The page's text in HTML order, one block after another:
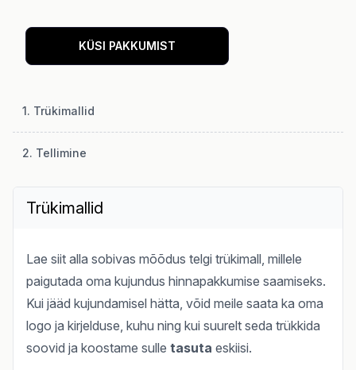
KÜSI PAKKUMIST
1. Trükimallid
2. Tellimine
Trükimallid
Lae siit alla sobivas mõõdus telgi trükimall, millele
paigutada oma kujundus hinnapakkumise saamiseks.
Kui jääd kujundamisel hätta, võid meile saata ka oma
logo ja kirjelduse, kuhu ning kui suurelt seda trükkida
soovid ja koostame sulle tasuta eskiisi.